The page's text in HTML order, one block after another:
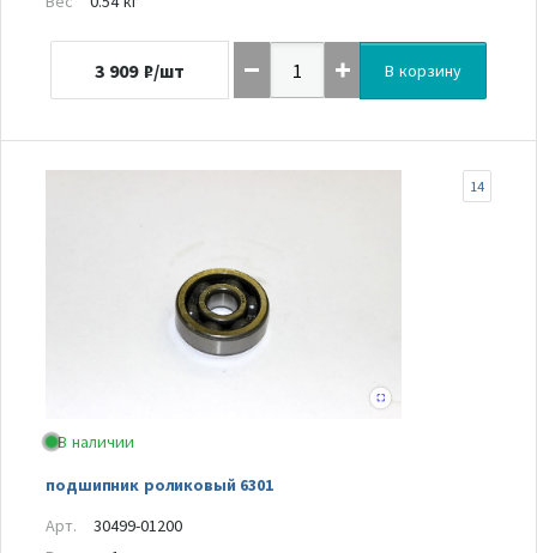
3 909 ₽/шт В корзину
В наличии
подшипник роликовый 6301
14
Арт.
30499-01200